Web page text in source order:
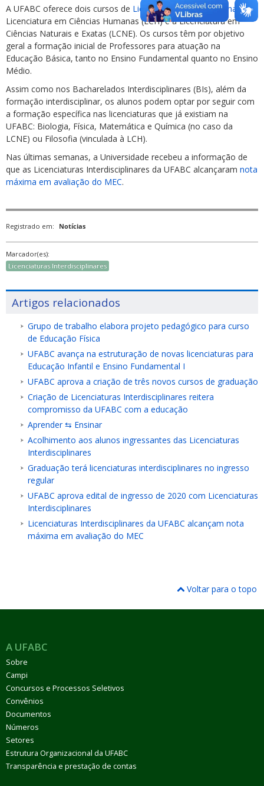
A UFABC oferece dois cursos de Licenciaturas Interdisciplinares: a
Licenciatura em Ciências Humanas (LCH) e a Licenciatura em
Ciências Naturais e Exatas (LCNE). Os cursos têm por objetivo
geral a formação inicial de Professores para atuação na
Educação Básica, tanto no Ensino Fundamental quanto no Ensino
Médio.
Assim como nos Bacharelados Interdisciplinares (BIs), além da
formação interdisciplinar, os alunos podem optar por seguir com
a formação específica nas licenciaturas que já existiam na
UFABC: Biologia, Física, Matemática e Química (no caso da
LCNE) ou Filosofia (vinculada à LCH).
Nas últimas semanas, a Universidade recebeu a informação de
que as Licenciaturas Interdisciplinares da UFABC alcançaram nota
máxima em avaliação do MEC.
Registrado em: Notícias
Marcador(es):
Licenciaturas Interdisciplinares
Artigos relacionados
Grupo de trabalho elabora projeto pedagógico para curso
de Educação Física
UFABC avança na estruturação de novas licenciaturas para
Educação Infantil e Ensino Fundamental I
UFABC aprova a criação de três novos cursos de graduação
Criação de Licenciaturas Interdisciplinares reitera
compromisso da UFABC com a educação
Aprender ⇆ Ensinar
Acolhimento aos alunos ingressantes das Licenciaturas
Interdisciplinares
Graduação terá licenciaturas interdisciplinares no ingresso
regular
UFABC aprova edital de ingresso de 2020 com Licenciaturas
Interdisciplinares
Licenciaturas Interdisciplinares da UFABC alcançam nota
máxima em avaliação do MEC
Voltar para o topo
A UFABC
Sobre
Campi
Concursos e Processos Seletivos
Convênios
Documentos
Números
Setores
Estrutura Organizacional da UFABC
Transparência e prestação de contas